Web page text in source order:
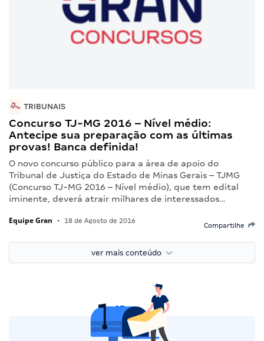
TRIBUNAIS
Concurso TJ-MG 2016 – Nível médio:
Antecipe sua preparação com as últimas
provas! Banca definida!
O novo concurso público para a área de apoio do
Tribunal de Justiça do Estado de Minas Gerais – TJMG
(Concurso TJ-MG 2016 – Nível médio), que tem edital
iminente, deverá atrair milhares de interessados…
Equipe Gran • 18 de Agosto de 2016
Compartilhe
ver mais conteúdo